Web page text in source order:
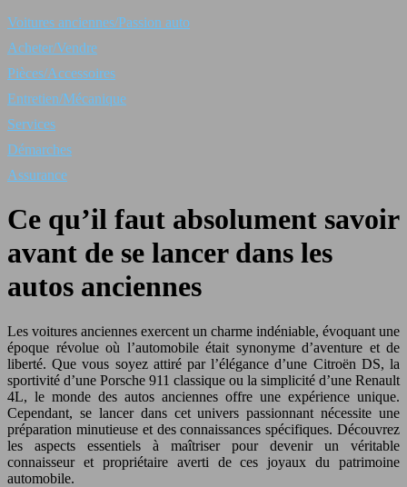
Voitures anciennes/Passion auto
Acheter/Vendre
Pièces/Accessoires
Entretien/Mécanique
Services
Démarches
Assurance
Ce qu’il faut absolument savoir
avant de se lancer dans les
autos anciennes
Les voitures anciennes exercent un charme indéniable, évoquant une
époque révolue où l’automobile était synonyme d’aventure et de
liberté. Que vous soyez attiré par l’élégance d’une Citroën DS, la
sportivité d’une Porsche 911 classique ou la simplicité d’une Renault
4L, le monde des autos anciennes offre une expérience unique.
Cependant, se lancer dans cet univers passionnant nécessite une
préparation minutieuse et des connaissances spécifiques. Découvrez
les aspects essentiels à maîtriser pour devenir un véritable
connaisseur et propriétaire averti de ces joyaux du patrimoine
automobile.